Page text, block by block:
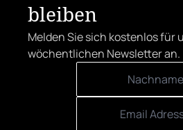
bleiben
Melden Sie sich kostenlos für
wöchentlichen Newsletter an.